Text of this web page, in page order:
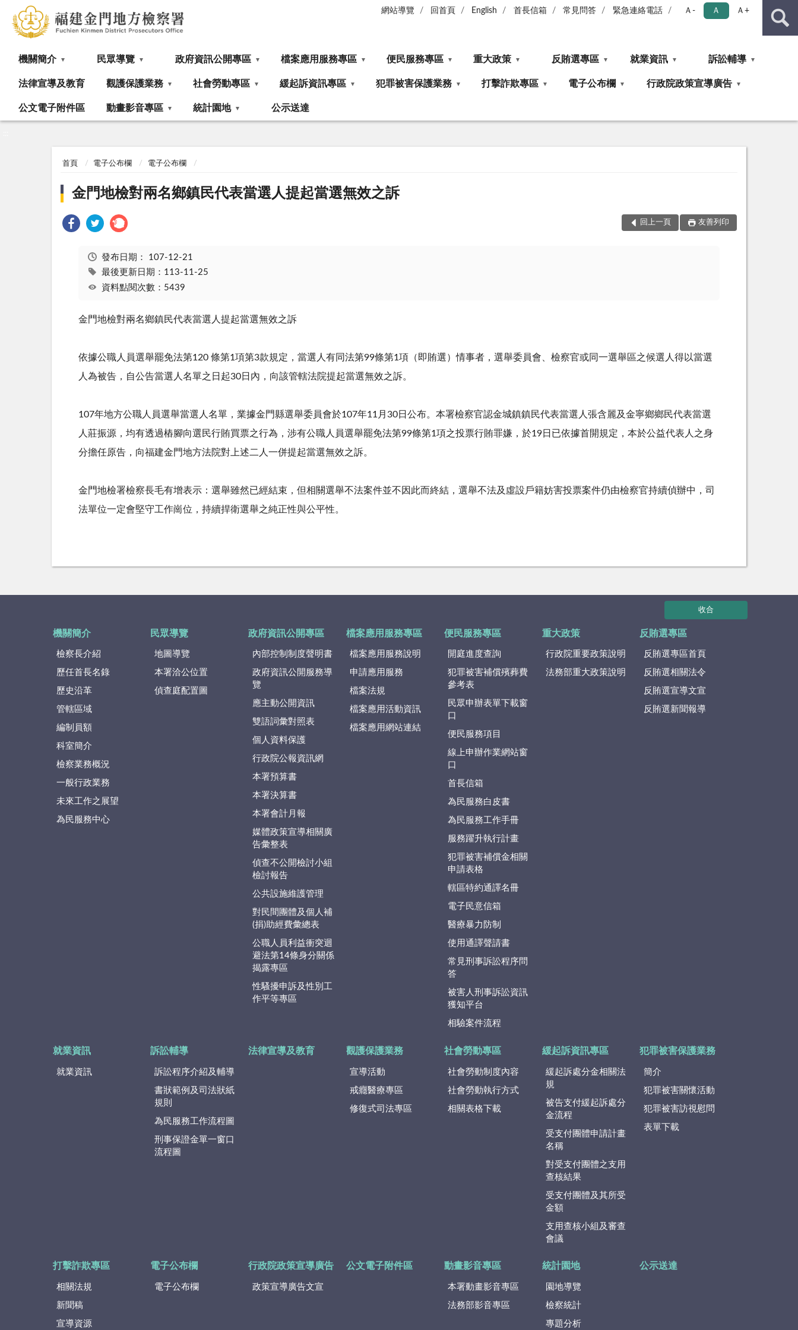
網站導覽 回首頁 English 首長信箱 常見問答 緊急連絡電話 Ａ- Ａ Ａ+
機關簡介 民眾導覽 政府資訊公開專區 檔案應用服務專區 便民服務專區 重大政策 反賄選專區 就業資訊 訴訟輔導
法律宣導及教育 觀護保護業務 社會勞動專區 緩起訴資訊專區 犯罪被害保護業務 打擊詐欺專區 電子公布欄 行政院政策宣導廣告
公文電子附件區 動畫影音專區 統計園地 公示送達
首頁 電子公布欄 電子公布欄
金門地檢對兩名鄉鎮民代表當選人提起當選無效之訴
回上一頁 友善列印
發布日期： 107-12-21
最後更新日期：113-11-25
資料點閱次數：5439
金門地檢對兩名鄉鎮民代表當選人提起當選無效之訴
依據公職人員選舉罷免法第120 條第1項第3款規定，當選人有同法第99條第1項（即賄選）情事者，選舉委員會、檢察官或同一選舉區之候選人得以當選
人為被告，自公告當選人名單之日起30日內，向該管轄法院提起當選無效之訴。
107年地方公職人員選舉當選人名單，業據金門縣選舉委員會於107年11月30日公布。本署檢察官認金城鎮鎮民代表當選人張含麗及金寧鄉鄉民代表當選
人莊振源，均有透過樁腳向選民行賄買票之行為，涉有公職人員選舉罷免法第99條第1項之投票行賄罪嫌，於19日已依據首開規定，本於公益代表人之身
分擔任原告，向福建金門地方法院對上述二人一併提起當選無效之訴。
金門地檢署檢察長毛有增表示：選舉雖然已經結束，但相關選舉不法案件並不因此而終結，選舉不法及虛設戶籍妨害投票案件仍由檢察官持續偵辦中，司
法單位一定會堅守工作崗位，持續捍衛選舉之純正性與公平性。
收合
機關簡介
檢察長介紹
歷任首長名錄
歷史沿革
管轄區域
編制員額
科室簡介
檢察業務概況
一般行政業務
未來工作之展望
為民服務中心
民眾導覽
地圖導覽
本署洽公位置
偵查庭配置圖
政府資訊公開專區
內部控制制度聲明書
政府資訊公開服務導
覽
應主動公開資訊
雙語詞彙對照表
個人資料保護
行政院公報資訊網
本署預算書
本署決算書
本署會計月報
媒體政策宣導相關廣
告彙整表
偵查不公開檢討小組
檢討報告
公共設施維護管理
對民間團體及個人補
(捐)助經費彙總表
公職人員利益衝突迴
避法第14條身分關係
揭露專區
性騷擾申訴及性別工
作平等專區
檔案應用服務專區
檔案應用服務說明
申請應用服務
檔案法規
檔案應用活動資訊
檔案應用網站連結
便民服務專區
開庭進度查詢
犯罪被害補償殯葬費
參考表
民眾申辦表單下載窗
口
便民服務項目
線上申辦作業網站窗
口
首長信箱
為民服務白皮書
為民服務工作手冊
服務躍升執行計畫
犯罪被害補償金相關
申請表格
轄區特約通譯名冊
電子民意信箱
醫療暴力防制
使用通譯聲請書
常見刑事訴訟程序問
答
被害人刑事訴訟資訊
獲知平台
相驗案件流程
重大政策
行政院重要政策說明
法務部重大政策說明
反賄選專區
反賄選專區首頁
反賄選相關法令
反賄選宣導文宣
反賄選新聞報導
就業資訊
就業資訊
訴訟輔導
訴訟程序介紹及輔導
書狀範例及司法狀紙
規則
為民服務工作流程圖
刑事保證金單一窗口
流程圖
法律宣導及教育 觀護保護業務
宣導活動
戒癮醫療專區
修復式司法專區
社會勞動專區
社會勞動制度內容
社會勞動執行方式
相關表格下載
緩起訴資訊專區
緩起訴處分金相關法
規
被告支付緩起訴處分
金流程
受支付團體申請計畫
名稱
對受支付團體之支用
查核結果
受支付團體及其所受
金額
支用查核小組及審查
會議
犯罪被害保護業務
簡介
犯罪被害關懷活動
犯罪被害訪視慰問
表單下載
打擊詐欺專區
相關法規
新聞稿
宣導資源
電子公布欄
電子公布欄
行政院政策宣導廣告
政策宣導廣告文宣
公文電子附件區 動畫影音專區
本署動畫影音專區
法務部影音專區
統計園地
園地導覽
檢察統計
專題分析
公示送達